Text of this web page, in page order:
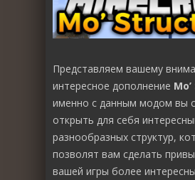
Представляем вашему
интересное дополнение
именно с данным модом вы
открыть для себя
разнообразных структур,
позволят вам сделать
вашей игры более